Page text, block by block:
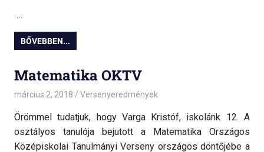
…
BŐVEBBEN...
Matematika OKTV
március 2, 2018 admin
Versenyeredmények
Örömmel tudatjuk, hogy Varga Kristóf, iskolánk 12. A
osztályos tanulója bejutott a Matematika Országos
Középiskolai Tanulmányi Verseny országos döntőjébe a